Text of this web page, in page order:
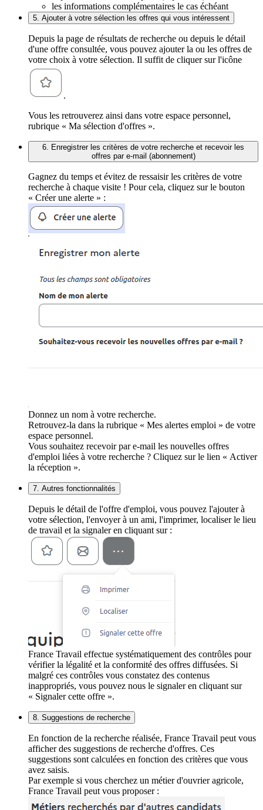
les informations complémentaires le cas échéant
5. Ajouter à votre sélection les offres qui vous intéressent
Depuis la page de résultats de recherche ou depuis le détail
d'une offre consultée, vous pouvez ajouter la ou les offres de
votre choix à votre sélection. Il suffit de cliquer sur l'icône
.
Vous les retrouverez ainsi dans votre espace personnel,
rubrique « Ma sélection d'offres ».
6. Enregistrer les critères de votre recherche et recevoir les
offres par e-mail (abonnement)
Gagnez du temps et évitez de ressaisir les critères de votre
recherche à chaque visite ! Pour cela, cliquez sur le bouton
« Créer une alerte » :
Donnez un nom à votre recherche.
Retrouvez-la dans la rubrique « Mes alertes emploi » de votre
espace personnel.
Vous souhaitez recevoir par e-mail les nouvelles offres
d'emploi liées à votre recherche ? Cliquez sur le lien « Activer
la réception ».
7. Autres fonctionnalités
Depuis le détail de l'offre d'emploi, vous pouvez l'ajouter à
votre sélection, l'envoyer à un ami, l'imprimer, localiser le lieu
de travail et la signaler en cliquant sur :
France Travail effectue systématiquement des contrôles pour
vérifier la légalité et la conformité des offres diffusées. Si
malgré ces contrôles vous constatez des contenus
inappropriés, vous pouvez nous le signaler en cliquant sur
« Signaler cette offre ».
8. Suggestions de recherche
En fonction de la recherche réalisée, France Travail peut vous
afficher des suggestions de recherche d'offres. Ces
suggestions sont calculées en fonction des critères que vous
avez saisis.
Par exemple si vous cherchez un métier d'ouvrier agricole,
France Travail peut vous proposer :